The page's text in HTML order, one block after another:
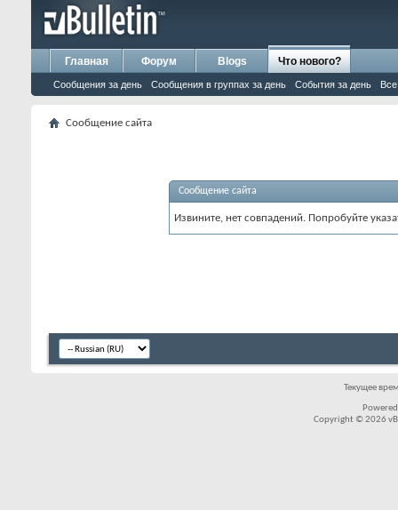
Главная Форум Blogs Что нового?
Сообщения за день Сообщения в группах за день События за день
Сообщение сайта
Сообщение сайта
Извините, нет совпадений. Попробуйте
Текущее
Copyright © 2026